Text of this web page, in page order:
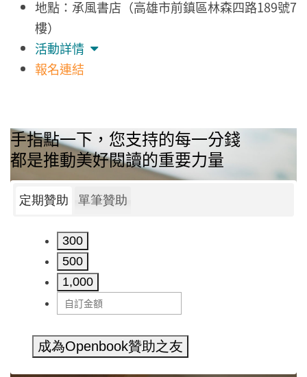
地點：承風書店（高雄市前鎮區林森四路189號7
樓）
活動詳情
報名連結
手指點一下，您支持的每一分錢
都是推動美好閱讀的重要力量
定期贊助 單筆贊助
300
500
1,000
成為Openbook贊助之友